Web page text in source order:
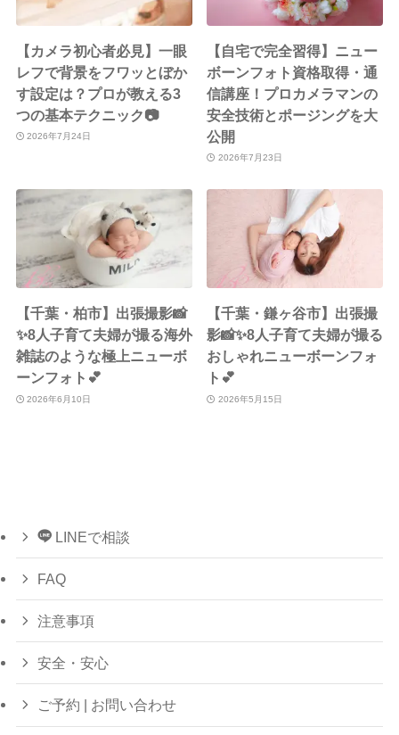
【カメラ初心者必見】一眼
レフで背景をフワッとぼか
す設定は？プロが教える3
つの基本テクニック📷
2026年7月24日
【自宅で完全習得】ニュー
ボーンフォト資格取得・通
信講座！プロカメラマンの
安全技術とポージングを大
公開
2026年7月23日
【千葉・柏市】出張撮影📸
✨8人子育て夫婦が撮る海外
雑誌のような極上ニューボ
ーンフォト💕
2026年6月10日
【千葉・鎌ヶ谷市】出張撮
影📸✨8人子育て夫婦が撮る
おしゃれニューボーンフォ
ト💕
2026年5月15日
LINEで相談
FAQ
注意事項
安全・安心
ご予約 | お問い合わせ